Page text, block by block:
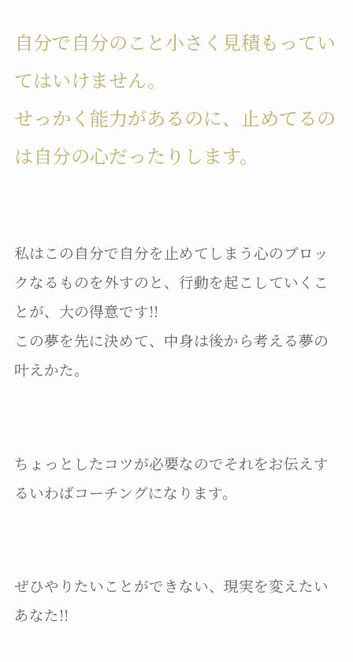
自分で自分のこと小さく見積もってい
てはいけません。
せっかく能力があるのに、止めてるの
は自分の心だったりします。
私はこの自分で自分を止めてしまう心のブロッ
クなるものを外すのと、行動を起こしていくこ
とが、大の得意です!!
この夢を先に決めて、中身は後から考える夢の
叶えかた。
ちょっとしたコツが必要なのでそれをお伝えす
るいわばコーチングになります。
ぜひやりたいことができない、現実を変えたい
あなた!!